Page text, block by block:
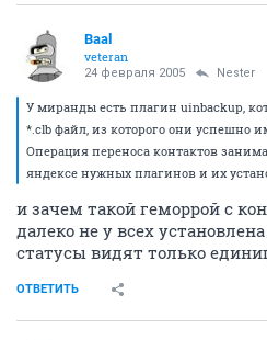
Baal
veteran
24 февраля 2005 Nestеr
У миранды есть плагин uinbackup,
*.clb файл, из которого они успешно
Операция переноса контактов
яндексе нужных плагинов и их
и зачем такой геморрой с
далеко не у всех
статусы видят только
ОТВЕТИТЬ